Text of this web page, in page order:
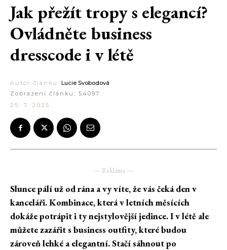
Jak přežít tropy s elegancí?
Ovládněte business
dresscode i v létě
Autor článku: Lucie Svobodová
Zobrazení článku: 54097
25. 7. 2025
― Reklama ―
Slunce pálí už od rána a vy víte, že vás čeká den v
kanceláři. Kombinace, která v letních měsících
dokáže potrápit i ty nejstylovější jedince. I v létě ale
můžete zazářit s business outfity, které budou
zároveň lehké a elegantní. Stačí sáhnout po